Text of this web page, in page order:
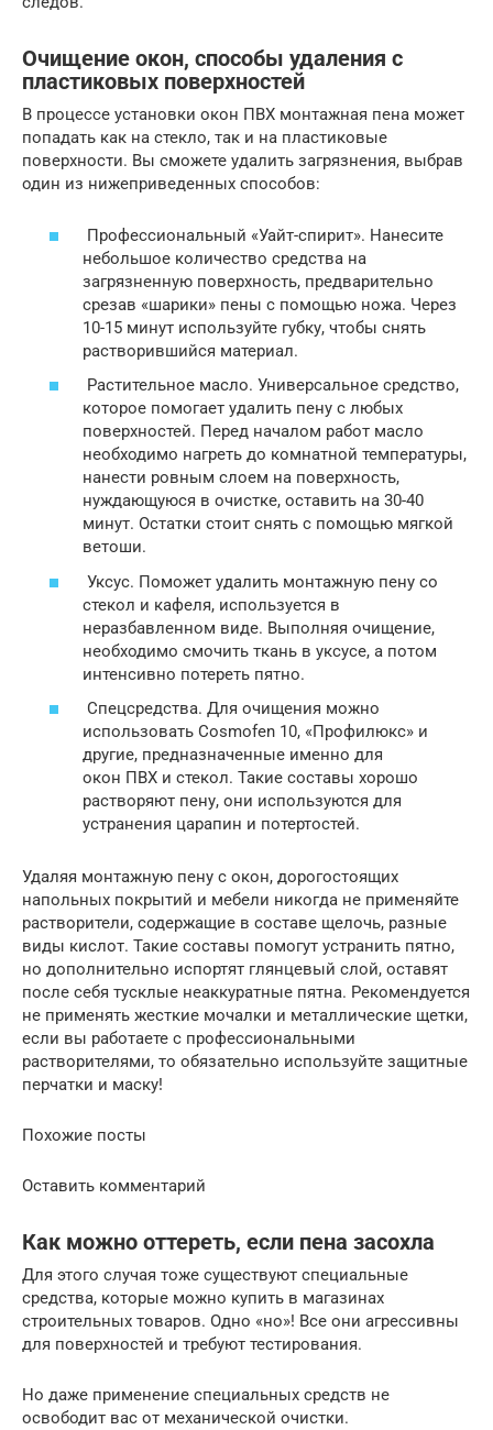
Очищение окон, способы удаления с
пластиковых поверхностей
В процессе установки окон ПВХ монтажная пена может
попадать как на стекло, так и на пластиковые
поверхности. Вы сможете удалить загрязнения, выбрав
один из нижеприведенных способов:
Профессиональный «Уайт-спирит». Нанесите
небольшое количество средства на
загрязненную поверхность, предварительно
срезав «шарики» пены с помощью ножа. Через
10-15 минут используйте губку, чтобы снять
растворившийся материал.
Растительное масло. Универсальное средство,
которое помогает удалить пену с любых
поверхностей. Перед началом работ масло
необходимо нагреть до комнатной температуры,
нанести ровным слоем на поверхность,
нуждающуюся в очистке, оставить на 30-40
минут. Остатки стоит снять с помощью мягкой
ветоши.
Уксус. Поможет удалить монтажную пену со
стекол и кафеля, используется в
неразбавленном виде. Выполняя очищение,
необходимо смочить ткань в уксусе, а потом
интенсивно потереть пятно.
Спецсредства. Для очищения можно
использовать Cosmofen 10, «Профилюкс» и
другие, предназначенные именно для
окон ПВХ и стекол. Такие составы хорошо
растворяют пену, они используются для
устранения царапин и потертостей.
Удаляя монтажную пену с окон, дорогостоящих
напольных покрытий и мебели никогда не применяйте
растворители, содержащие в составе щелочь, разные
виды кислот. Такие составы помогут устранить пятно,
но дополнительно испортят глянцевый слой, оставят
после себя тусклые неаккуратные пятна. Рекомендуется
не применять жесткие мочалки и металлические щетки,
если вы работаете с профессиональными
растворителями, то обязательно используйте защитные
перчатки и маску!
Похожие посты
Оставить комментарий
Как можно оттереть, если пена засохла
Для этого случая тоже существуют специальные
средства, которые можно купить в магазинах
строительных товаров. Одно «но»! Все они агрессивны
для поверхностей и требуют тестирования.
Но даже применение специальных средств не
освободит вас от механической очистки.